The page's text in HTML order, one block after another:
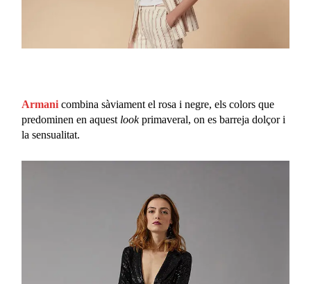
Armani combina sàviament el rosa i negre, els colors que
predominen en aquest lookprimaveral, on es barreja dolçor i
la sensualitat.